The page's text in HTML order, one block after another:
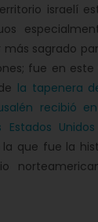
israelí
sagrado
fue en
la tapenera
recibió
Estados
la que fue la